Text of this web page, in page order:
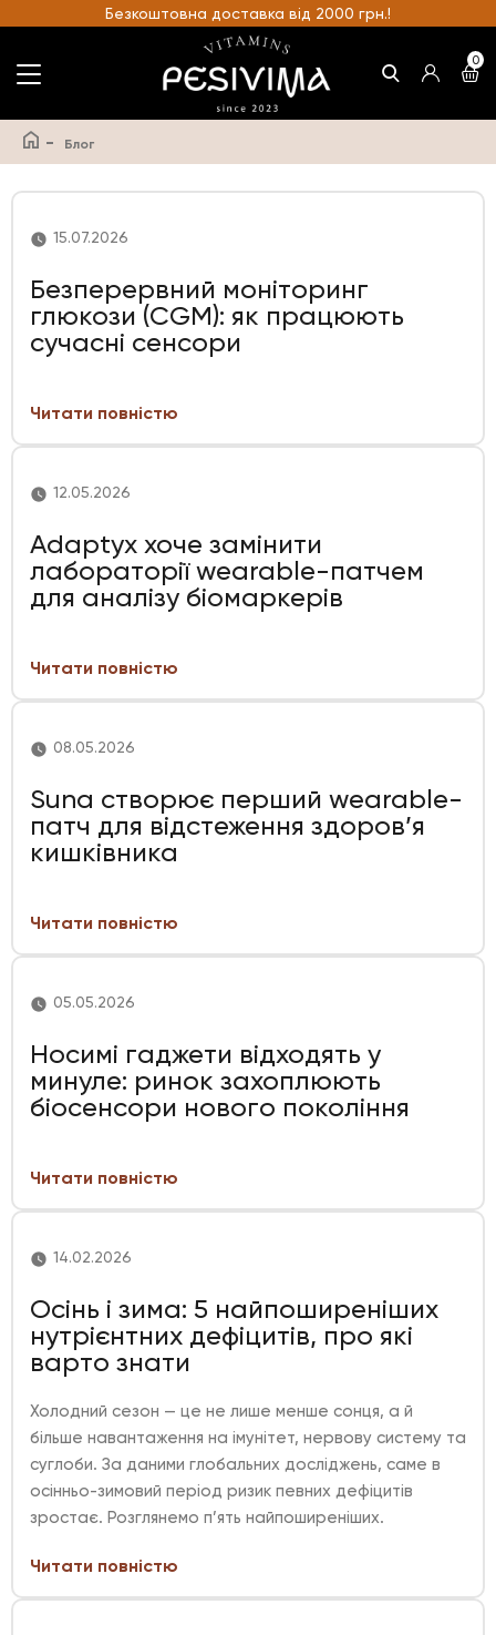
Безкоштовна доставка від 2000 грн.!
0
- Блог
15.07.2026
Безперервний моніторинг
глюкози (CGM): як працюють
сучасні сенсори
Читати повністю
12.05.2026
Adaptyx хоче замінити
лабораторії wearable-патчем
для аналізу біомаркерів
Читати повністю
08.05.2026
Suna створює перший wearable-
патч для відстеження здоров’я
кишківника
Читати повністю
05.05.2026
Носимі гаджети відходять у
минуле: ринок захоплюють
біосенсори нового покоління
Читати повністю
14.02.2026
Осінь і зима: 5 найпоширеніших
нутрієнтних дефіцитів, про які
варто знати
Холодний сезон — це не лише менше сонця, а й
більше навантаження на імунітет, нервову систему та
суглоби. За даними глобальних досліджень, саме в
осінньо-зимовий період ризик певних дефіцитів
зростає. Розглянемо п’ять найпоширеніших.
Читати повністю